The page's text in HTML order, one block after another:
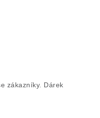
zákazníky. Dárek